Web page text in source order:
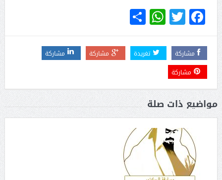
Facebook
Twitter
WhatsApp
Share
مشاركة تغريدة مشاركة
مشاركة
مشاركة
مواضيع ذات صلة